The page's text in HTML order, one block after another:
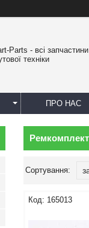
Parts - всі
техніки
ПРО НАС
165013